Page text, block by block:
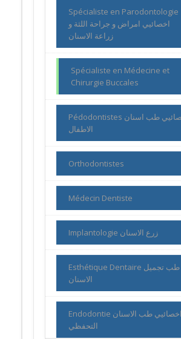
Spécialiste en Parodontologie
اخصائيي امراض و جراحة اللثة و
زراعة الاسنان
Spécialiste en Médecine et
Chirurgie Buccales
Pédodontistes اخصائيي طب اسنان
الاطفال
Orthodontistes
Médecin Dentiste
Implantologie زرع الاسنان
Esthétique Dentaire طب تجميل
الاسنان
Endodontie اخصائيي طب الاسنان
التحفظي